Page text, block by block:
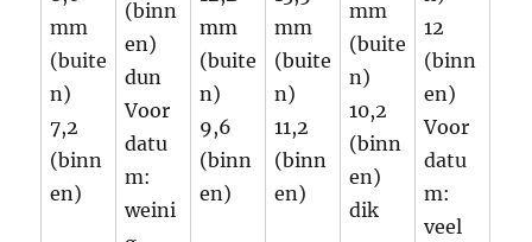
mm
(buite
n)
7,2
(binn
en)
(binn
en)
dun
Voor
datu
m:
weini
mm
(buite
n)
9,6
(binn
en)
mm
(buite
n)
11,2
(binn
en)
mm
(buite
n)
10,2
(binn
en)
dik
12
(binn
en)
Voor
datu
m:
veel